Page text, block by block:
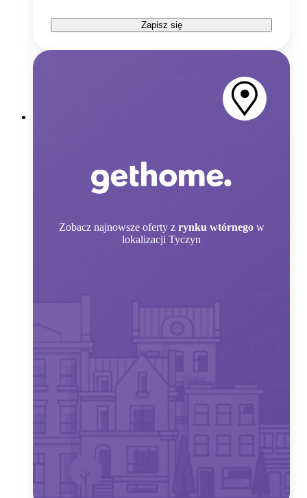
Zapisz się
Zobacz najnowsze oferty z rynku wtórnego w
lokalizacji Tyczyn